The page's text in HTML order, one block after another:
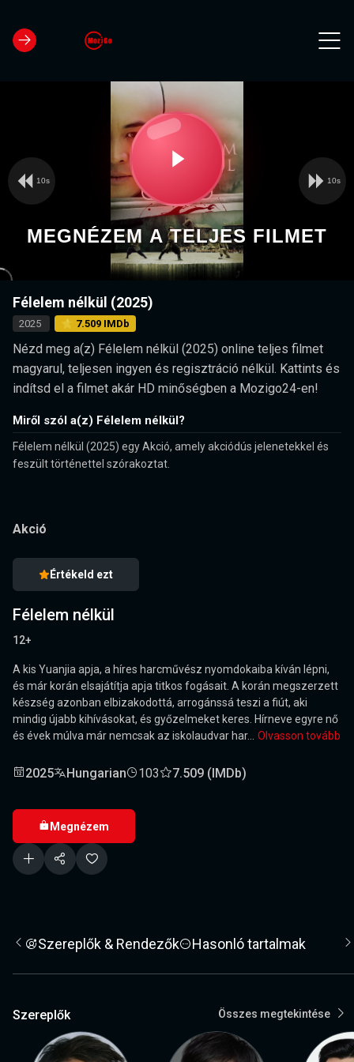
loading.
Play
Video
10s 10s
MEGNÉZEM A TELJES FILMET
Félelem nélkül (2025)
2025 ⭐ 7.509 IMDb
Nézd meg a(z) Félelem nélkül (2025) online teljes filmet
magyarul, teljesen ingyen és regisztráció nélkül. Kattints és
indítsd el a filmet akár HD minőségben a Mozigo24-en!
Miről szól a(z) Félelem nélkül?
Félelem nélkül (2025) egy Akció, amely akciódús jelenetekkel és
feszült történettel szórakoztat.
Akció
Értékeld ezt
Félelem nélkül
12+
A kis Yuanjia apja, a híres harcművész nyomdokaiba kíván lépni,
és már korán elsajátítja apja titkos fogásait. A korán megszerzett
készség azonban elbizakodottá, arrogánssá teszi a fiút, aki
mindig újabb kihívásokat, és győzelmeket keres. Hírneve egyre nő
és évek múlva már nemcsak az iskolaudvar har... Olvasson tovább
2025 Hungarian 103 7.509 (IMDb)
Megnézem
Szereplők & Rendezők Hasonló tartalmak
Szereplők Összes megtekintése